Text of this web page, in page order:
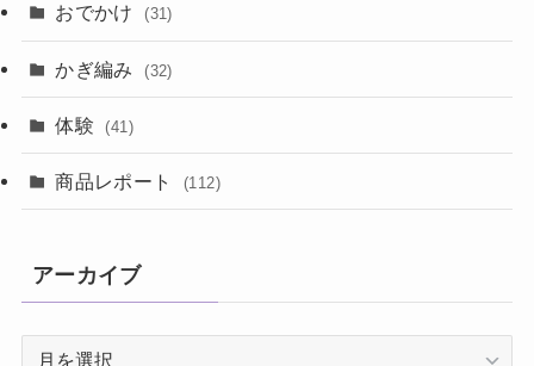
おでかけ (31)
かぎ編み (32)
体験 (41)
商品レポート (112)
アーカイブ